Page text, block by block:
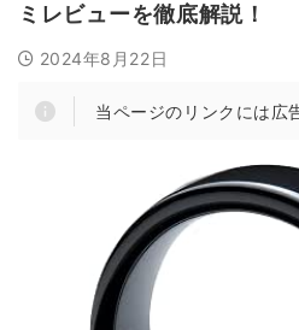
ミレビューを徹底解説！
2024年8月22日
当ページのリンクには広